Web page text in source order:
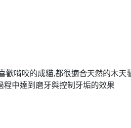
歡啃咬的成貓,都很適合天然的木天
中達到磨牙與控制牙垢的效果